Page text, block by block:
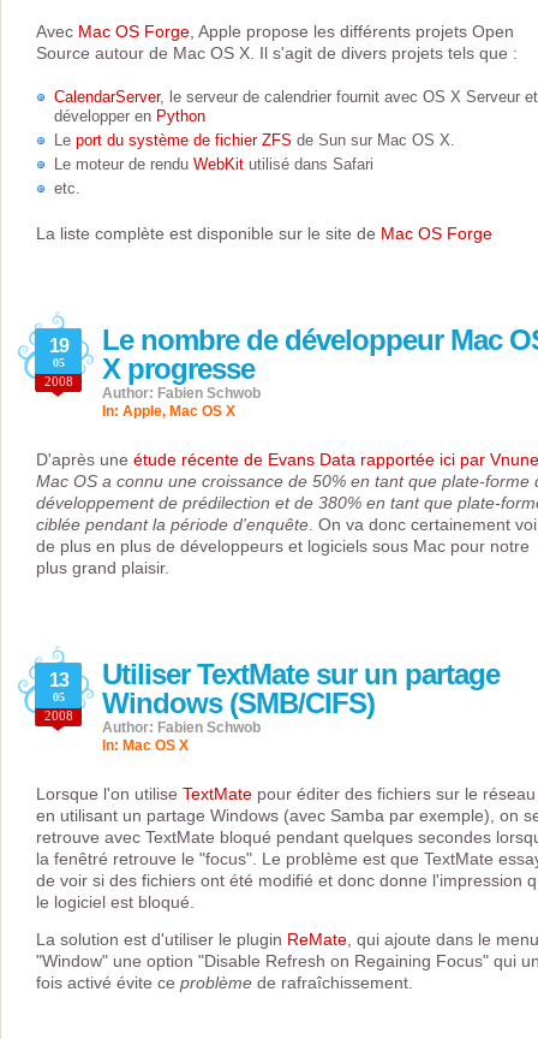
Avec Mac OS Forge , Apple propose les différents projets Open
Source autour de Mac OS X. Il s'agit de divers projets tels que :
CalendarServer, le serveur de calendrier fournit avec OS X Serveur et
développer en Python
Le port du système de fichier ZFS de Sun sur Mac OS X.
Le moteur de rendu WebKit utilisé dans Safari
etc.
La liste complète est disponible sur le site de Mac OS Forge
Le nombre de développeur Mac
X progresse
19
05
2008
Author: Fabien Schwob
In: Apple, Mac OS X
D'après une étude récente de Evans Data rapportée ici par
Mac OS a connu une croissance de 50% en tant que plate-forme
développement de prédilection et de 380% en tant que plate-
ciblée pendant la période d'enquête . On va donc certainement
de plus en plus de développeurs et logiciels sous Mac pour notre
plus grand plaisir.
Utiliser TextMate sur un partage
Windows (SMB/CIFS)
13
05
2008
Author: Fabien Schwob
In: Mac OS X
Lorsque l'on utilise TextMate pour éditer des fichiers sur le réseau
en utilisant un partage Windows (avec Samba par exemple), on
retrouve avec TextMate bloqué pendant quelques secondes
la fenêtré retrouve le "focus". Le problème est que TextMate
de voir si des fichiers ont été modifié et donc donne l'impression
le logiciel est bloqué.
La solution est d'utiliser le plugin ReMate , qui ajoute dans le menu
"Window" une option "Disable Refresh on Regaining Focus" qui
fois activé évite ce problème de rafraîchissement.